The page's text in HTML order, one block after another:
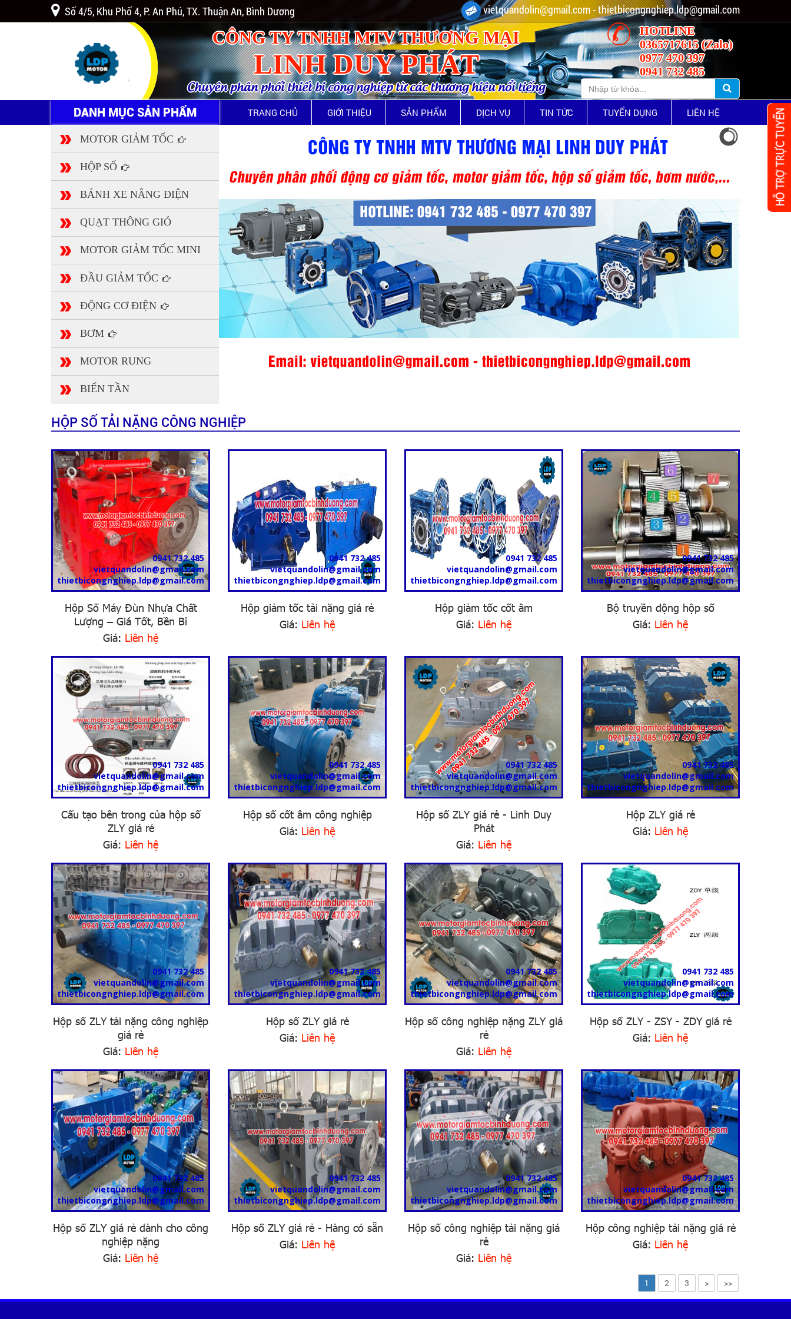
Số 4/5, Khu Phố 4, P. An Phú, TX. Thuận An, Bình Dương vietquandolin@gmail.com - thietbicongnghiep.ldp@gmail.com
CÔNG TY TNHH MTV THƯƠNG MẠI
LINH DUY PHÁT
Chuyên phân phối thiết bị công nghiệp từ các thương hiệu nổi tiếng
HOTLINE
0365717615 (Zalo)
0977 470 397
0941 732 485
DANH MỤC SẢN PHẨM TRANG CHỦ GIỚI THIỆU SẢN PHẨM DỊCH VỤ TIN TỨC TUYỂN DỤNG LIÊN HỆ
MOTOR GIẢM TỐC
HỘP SỐ
BÁNH XE NÂNG ĐIỆN
QUẠT THÔNG GIÓ
MOTOR GIẢM TỐC MINI
ĐẦU GIẢM TỐC
ĐỘNG CƠ ĐIỆN
BƠM
MOTOR RUNG
BIẾN TẦN
HỘP SỐ TẢI NẶNG CÔNG NGHIỆP
0941 732 485
vietquandolin@gmail.com
thietbicongnghiep.ldp@gmail.com
Hộp Số Máy Đùn Nhựa Chất
Lượng – Giá Tốt, Bền Bỉ
Giá: Liên hệ
0941 732 485
vietquandolin@gmail.com
thietbicongnghiep.ldp@gmail.com
Hộp giảm tốc tải nặng giá rẻ
Giá: Liên hệ
0941 732 485
vietquandolin@gmail.com
thietbicongnghiep.ldp@gmail.com
Hộp giảm tốc cốt âm
Giá: Liên hệ
0941 732 485
vietquandolin@gmail.com
thietbicongnghiep.ldp@gmail.com
Bộ truyền động hộp số
Giá: Liên hệ
0941 732 485
vietquandolin@gmail.com
thietbicongnghiep.ldp@gmail.com
Cấu tạo bên trong của hộp số
ZLY giá rẻ
Giá: Liên hệ
0941 732 485
vietquandolin@gmail.com
thietbicongnghiep.ldp@gmail.com
Hộp số cốt âm công nghiệp
Giá: Liên hệ
0941 732 485
vietquandolin@gmail.com
thietbicongnghiep.ldp@gmail.com
Hộp số ZLY giá rẻ - Linh Duy
Phát
Giá: Liên hệ
0941 732 485
vietquandolin@gmail.com
thietbicongnghiep.ldp@gmail.com
Hộp ZLY giá rẻ
Giá: Liên hệ
0941 732 485
vietquandolin@gmail.com
thietbicongnghiep.ldp@gmail.com
Hộp số ZLY tải nặng công nghiệp
giá rẻ
Giá: Liên hệ
0941 732 485
vietquandolin@gmail.com
thietbicongnghiep.ldp@gmail.com
Hộp số ZLY giá rẻ
Giá: Liên hệ
0941 732 485
vietquandolin@gmail.com
thietbicongnghiep.ldp@gmail.com
Hộp số công nghiệp nặng ZLY giá
rẻ
Giá: Liên hệ
0941 732 485
vietquandolin@gmail.com
thietbicongnghiep.ldp@gmail.com
Hộp số ZLY - ZSY - ZDY giá rẻ
Giá: Liên hệ
0941 732 485
vietquandolin@gmail.com
thietbicongnghiep.ldp@gmail.com
Hộp số ZLY giá rẻ dành cho công
nghiệp nặng
Giá: Liên hệ
0941 732 485
vietquandolin@gmail.com
thietbicongnghiep.ldp@gmail.com
Hộp số ZLY giá rẻ - Hàng có sẵn
Giá: Liên hệ
0941 732 485
vietquandolin@gmail.com
thietbicongnghiep.ldp@gmail.com
Hộp số công nghiệp tải nặng giá
rẻ
Giá: Liên hệ
0941 732 485
vietquandolin@gmail.com
thietbicongnghiep.ldp@gmail.com
Hộp công nghiệp tải nặng giá rẻ
Giá: Liên hệ
1 2 3 > >>